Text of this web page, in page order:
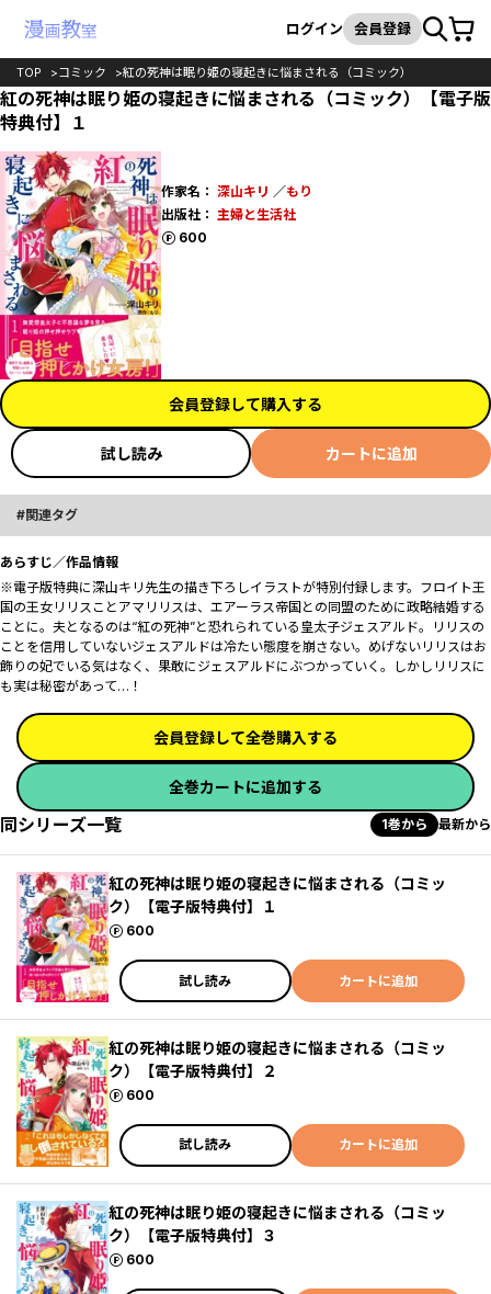
検索
ログイン 会員登録カート
TOP コミック 紅の死神は眠り姫の寝起きに悩まされる（コミック）
紅の死神は眠り姫の寝起きに悩まされる（コミック）【電子版
特典付】１
作家名： 深山キリ ／もり
出版社： 主婦と生活社
600
ポイント
会員登録して購入する
試し読み カートに追加
関連タグ
あらすじ／作品情報
※電子版特典に深山キリ先生の描き下ろしイラストが特別付録します。フロイト王
国の王女リリスことアマリリスは、エアーラス帝国との同盟のために政略結婚する
ことに。夫となるのは“紅の死神”と恐れられている皇太子ジェスアルド。リリスの
ことを信用していないジェスアルドは冷たい態度を崩さない。めげないリリスはお
飾りの妃でいる気はなく、果敢にジェスアルドにぶつかっていく。しかしリリスに
も実は秘密があって…！
会員登録して全巻購入する
全巻カートに追加する
同シリーズ一覧 1巻から 最新から
紅の死神は眠り姫の寝起きに悩まされる（コミッ
ク）【電子版特典付】１
600
ポイント
試し読み カートに追加
紅の死神は眠り姫の寝起きに悩まされる（コミッ
ク）【電子版特典付】２
600
ポイント
試し読み カートに追加
紅の死神は眠り姫の寝起きに悩まされる（コミッ
ク）【電子版特典付】３
600
ポイント